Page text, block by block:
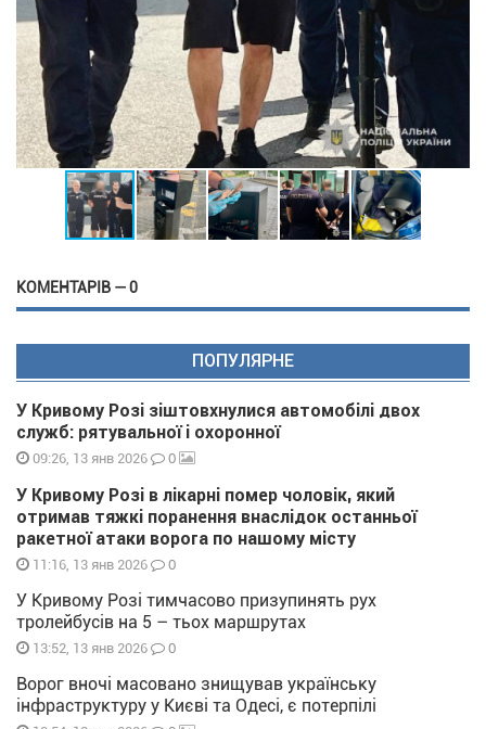
КОМЕНТАРІВ — 0
ПОПУЛЯРНЕ
У Кривому Розі зіштовхнулися автомобілі двох
служб: рятувальної і охоронної
09:26, 13 янв 2026 0
У Кривому Розі в лікарні помер чоловік, який
отримав тяжкі поранення внаслідок останньої
ракетної атаки ворога по нашому місту
11:16, 13 янв 2026 0
У Кривому Розі тимчасово призупинять рух
тролейбусів на 5 – тьох маршрутах
13:52, 13 янв 2026 0
Ворог вночі масовано знищував українську
інфраструктуру у Києві та Одесі, є потерпілі